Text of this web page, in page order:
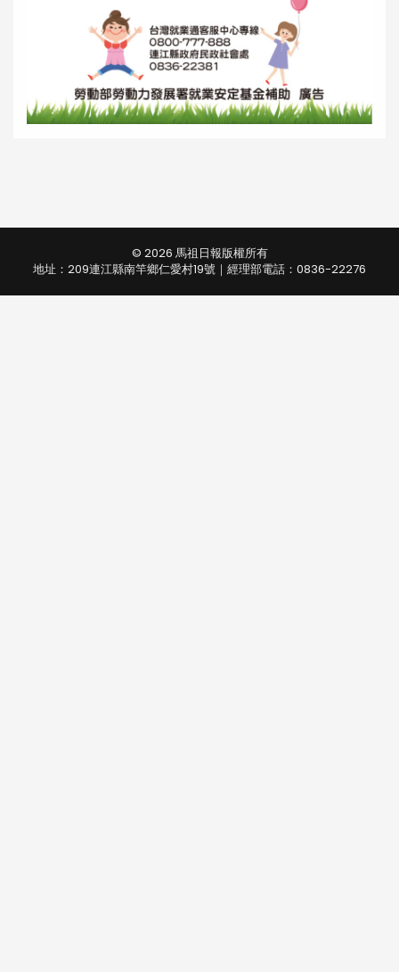
© 2026 馬祖日報版權所有
地址：209連江縣南竿鄉仁愛村19號｜經理部電話：0836-22276